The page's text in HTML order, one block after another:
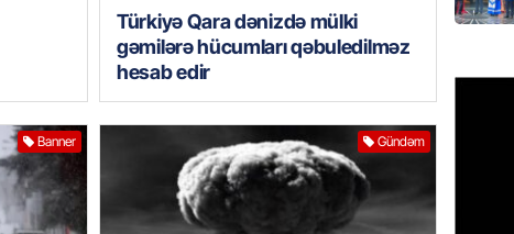
Türkiyə Qara dənizdə mülki
gəmilərə hücumları qəbuledilməz
hesab edir
Banner Gündəm
BANNER
imza